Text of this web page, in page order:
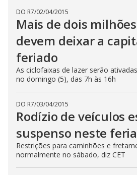
DO R7/02/04/2015
Mais de dois
devem deixar a
feriado
As ciclofaixas de lazer serão
no domingo (5), das 7h às 16h
DO R7/03/04/2015
Rodízio de veículos
suspenso neste
Restrições para caminhões e
normalmente no sábado, diz CET